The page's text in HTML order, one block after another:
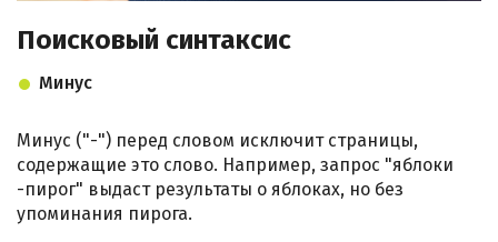
Поисковый синтаксис
Минус
Минус ("-") перед словом исключит страницы,
содержащие это слово. Например, запрос "яблоки
-пирог" выдаст результаты о яблоках, но без
упоминания пирога.